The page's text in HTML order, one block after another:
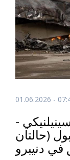
01.06.2026 -
في سينيلنيكي -
(حالتان
دنيبرو